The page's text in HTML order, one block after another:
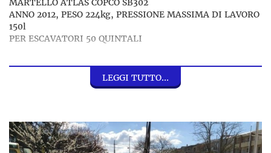
MARTELLO ATLAS COPCO SB302
ANNO 2012, PESO 224kg, PRESSIONE MASSIMA DI LAVORO
150l
PER ESCAVATORI 50 QUINTALI
ECC... DI DIVERSE DIMENSIONI PER DIVERSE TIPOLOGIE
DI ESCAVATORI E MINIESCAVATORI
VENDITA - NOLEGGIO - IMPORT/EXPORT
ESCAVATORI PALE MECCANICHE E RUSPE
LEGGI TUTTO...